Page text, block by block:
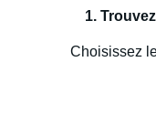
1.
Choisissez